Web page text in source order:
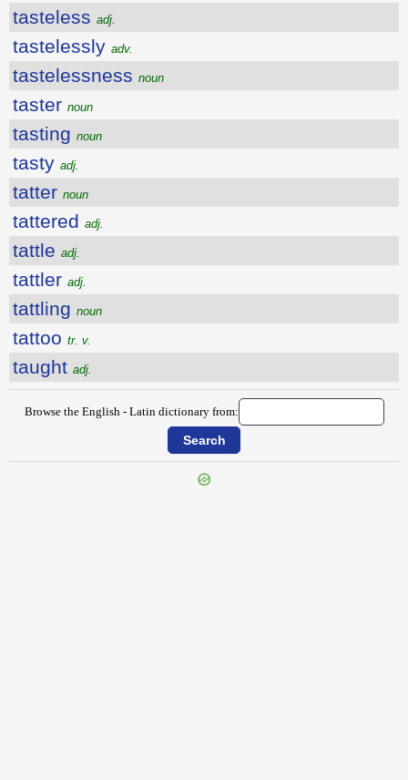
tasteless adj.
tastelessly adv.
tastelessness noun
taster noun
tasting noun
tasty adj.
tatter noun
tattered adj.
tattle adj.
tattler adj.
tattling noun
tattoo tr. v.
taught adj.
Browse the English - Latin dictionary from: